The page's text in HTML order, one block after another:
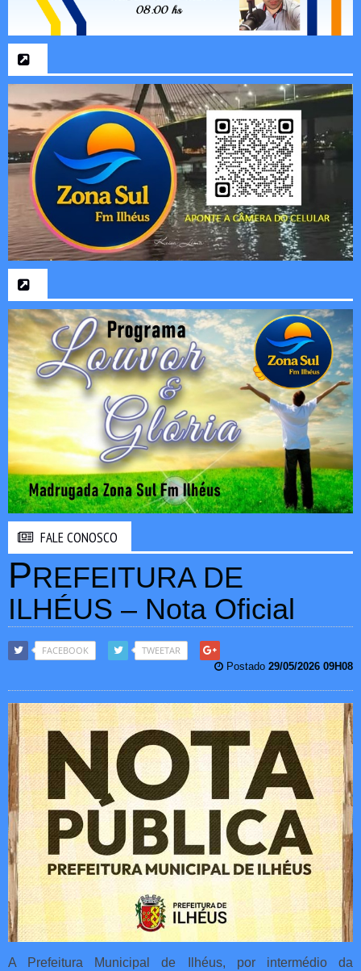
FALE CONOSCO
PREFEITURA DE
ILHÉUS – Nota Oficial
FACEBOOK
TWEETAR
Postado 29/05/2026 09H08
A Prefeitura Municipal de Ilhéus, por intermédio da